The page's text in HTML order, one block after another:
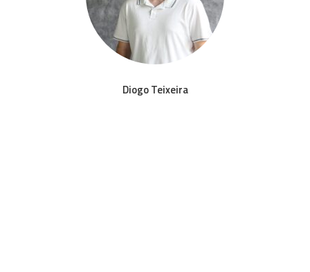
Diogo Teixeira